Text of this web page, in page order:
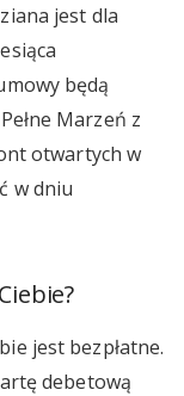
jest dla
będą
Marzeń z
otwartych w
w dniu
jest bezpłatne.
debetową